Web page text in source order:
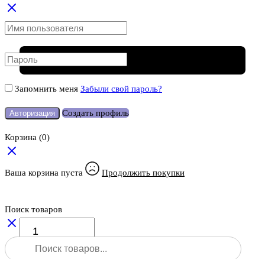
Количество
товара
Лазерный
Запомнить меня Забыли свой пароль?
Авторизация Создать профиль
Корзина (0)
Ваша корзина пуста Продолжить покупки
Поиск товаров
Поиск
товаров